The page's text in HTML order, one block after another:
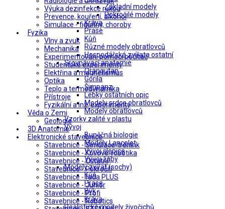
Výuka dezinfekce rukou
Prevence, kouření, alkohol
Simulace - figuríny, choroby
Fyzika
Vlny a zvuk
Mechanika
Experimentování pomocí počítač
Studentské experimenty
Elektřina a magnetismus
Optika
Teplo a termodynamika
Přístroje
Fyzikální a inž. experimenty
Věda o Zemi
Geologie
3D Anatomie
Elektronické stavebnice
Stavebnice - Simulace-trénink
Stavebnice - Kovové-robotika
Stavebnice - Ostatní
Stavebnice - Pokročilí
Stavebnice - řada PLUS
Stavebnice - Junior
Stavebnice - Profi
Stavebnice - Robotics
Základní modely
Pokročilé modely
Kráva
Prase
Kůň
Různé modely obratlovců
Hospodářská zvířata ostatní
Srovnávací anatomie
Orangutan
Gorila
Šimpanz
Lebky ostatních opic
Modely srdce obratlovců
Modely obratlovců
Vzorky zalité v plastu
Vývoj
Buněčná biologie
Modely Lancelet
Vývoj slepice
Vývoj žáby
Modely zvířat (sochy)
Kůň
Prase
Býk
Kráva
Realistické modely živočichů